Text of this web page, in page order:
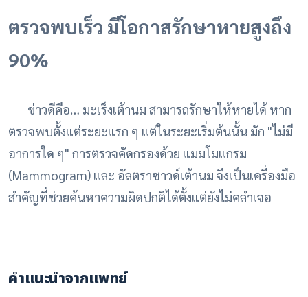
ตรวจพบเร็ว มีโอกาสรักษาหายสูงถึง
90%
ข่าวดีคือ… มะเร็งเต้านม สามารถรักษาให้หายได้ หาก
ตรวจพบตั้งแต่ระยะแรก ๆ แต่ในระยะเริ่มต้นนั้น มัก "ไม่มี
อาการใด ๆ" การตรวจคัดกรองด้วย แมมโมแกรม
(Mammogram) และ อัลตราซาวด์เต้านม จึงเป็นเครื่องมือ
สำคัญที่ช่วยค้นหาความผิดปกติได้ตั้งแต่ยังไม่คลำเจอ
คำแนะนำจากแพทย์